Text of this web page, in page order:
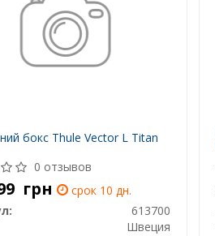
бокс Thule Vector L Titan
0 отзывов
грн
срок 10 дн.
613700
Швеция